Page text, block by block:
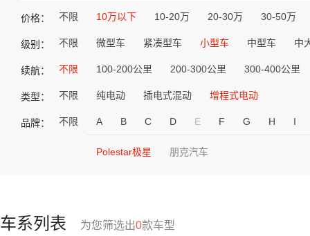
价格： 不限 10万以下 10-20万 20-30万 30-50万
级别： 不限 微型车 紧凑型车 小型车 中型车 中
续航： 不限 100-200公里 200-300公里 300-400公里
类型： 不限 纯电动 插电式混动 增程式电动
品牌： 不限 A B C D E F G H I
Polestar极星 朋克汽车
车系列表 为您筛选出0款车型